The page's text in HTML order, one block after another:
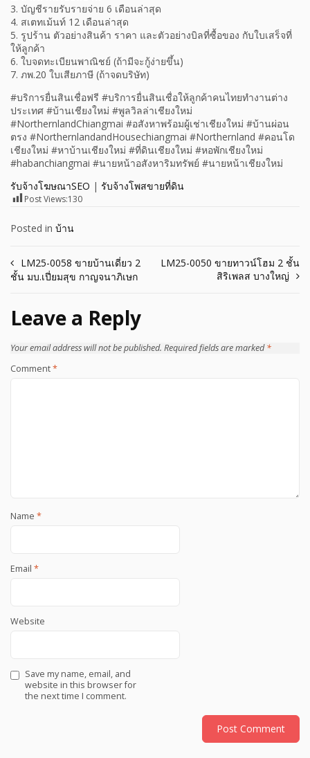
3. บัญชีรายรับรายจ่าย 6 เดือนล่าสุด
4. สเตทเม้นท์ 12 เดือนล่าสุด
5. รูปร้าน ตัวอย่างสินค้า ราคา และตัวอย่างบิลที่ซื้อของ กับใบเสร็จที่
ให้ลูกค้า
6. ใบจดทะเบียนพาณิชย์ (ถ้ามีจะกู้ง่ายขึ้น)
7. ภพ.20 ใบเสียภาษี (ถ้าจดบริษัท)
#บริการยื่นสินเชื่อฟรี #บริการยื่นสินเชื่อให้ลูกค้าคนไทยทำงานต่าง
ประเทศ #บ้านเชียงใหม่ #พูลวิลล่าเชียงใหม่
#NorthernlandChiangmai #อสังหาพร้อมผู้เช่าเชียงใหม่ #บ้านผ่อน
ตรง #NorthernlandandHousechiangmai #Northernland #คอนโด
เชียงใหม่ #หาบ้านเชียงใหม่ #ที่ดินเชียงใหม่ #หอพักเชียงใหม่
#habanchiangmai #นายหน้าอสังหาริมทรัพย์ #นายหน้าเชียงใหม่
รับจ้างโฆษณาSEO | รับจ้างโพสขายที่ดิน
Post Views:130
Posted in บ้าน
Post
navigation
LM25-0058 ขายบ้านเดี่ยว 2
ชั้น มบ.เปี่ยมสุข กาญจนาภิเษก
LM25-0050 ขายทาวน์โฮม 2 ชั้น
สิริเพลส บางใหญ่
Leave a Reply
Your email address will not be published. Required fields are marked*
Comment*
Name *
Email *
Website
Save my name, email, and
website in this browser for
the next time I comment.